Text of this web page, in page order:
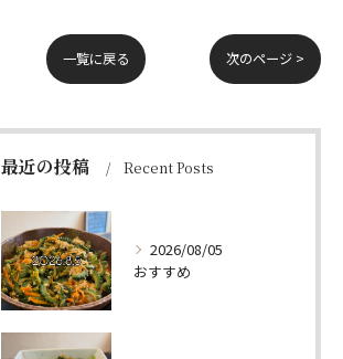
一覧に戻る 次のページ >
最近の投稿 Recent Posts
2026/08/05
おすすめ